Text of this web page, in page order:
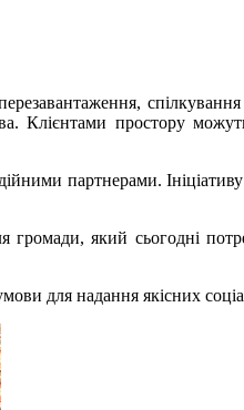
Клієнтами простору
партнерами.
громади, який сьогодні
для надання якісних